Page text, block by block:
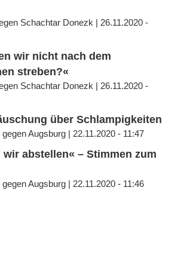
Schachtar Donezk | 26.11.2020 -
wir nicht nach dem
streben?«
Schachtar Donezk | 26.11.2020 -
über Schlampigkeiten
Augsburg | 22.11.2020 - 11:47
wir abstellen« – Stimmen zum
Augsburg | 22.11.2020 - 11:46